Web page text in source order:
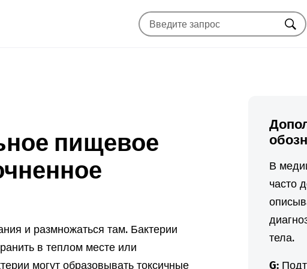
пищевое
и размножаться там. Бактерии
в теплом месте или
могут образовывать токсичные
В
часто
тела.
G: